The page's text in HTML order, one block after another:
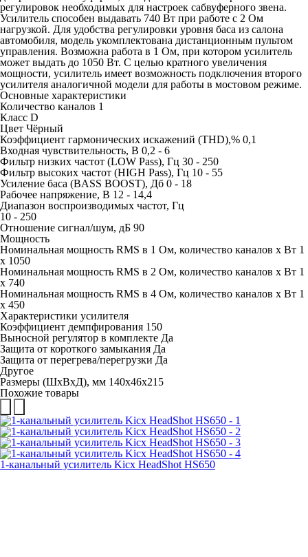
регулировок необходимых для настроек сабвуферного звена.
Усилитель способен выдавать 740 Вт при работе с 2 Ом
нагрузкой. Для удобства регулировки уровня баса из салона
автомобиля, модель укомплектована дистанционным пультом
управления. Возможна работа в 1 Ом, при котором усилитель
может выдать до 1050 Вт. С целью кратного увеличения
мощности, усилитель имеет возможность подключения второго
усилителя аналогичной модели для работы в мостовом режиме.
Основные характеристики
Количество каналов 1
Класс D
Цвет Чёрный
Коэффициент гармонических искажений (THD),% 0,1
Входная чувствительность, В 0,2 - 6
Фильтр низких частот (LOW Pass), Гц 30 - 250
Фильтр высоких частот (HIGH Pass), Гц 10 - 55
Усиление баса (BASS BOOST), Дб 0 - 18
Рабочее напряжение, В 12 - 14,4
Диапазон воспроизводимых частот, Гц
10 - 250
Отношение сигнал/шум, дБ 90
Мощность
Номинальная мощность RMS в 1 Ом, количество каналов х Вт 1
х 1050
Номинальная мощность RMS в 2 Ом, количество каналов х Вт 1
х 740
Номинальная мощность RMS в 4 Ом, количество каналов х Вт 1
х 450
Характеристики усилителя
Коэффициент демпфирования 150
Выносной регулятор в комплекте Да
Защита от короткого замыкания Да
Защита от перегрева/перегрузки Да
Другое
Размеры (ШхВхД), мм 140х46х215
Похожие товары
1-канальный усилитель Kicx HeadShot HS650